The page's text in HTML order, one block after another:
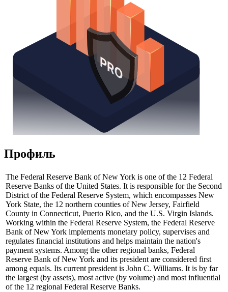
Профиль
The Federal Reserve Bank of New York is one of the 12 Federal
Reserve Banks of the United States. It is responsible for the Second
District of the Federal Reserve System, which encompasses New
York State, the 12 northern counties of New Jersey, Fairfield
County in Connecticut, Puerto Rico, and the U.S. Virgin Islands.
Working within the Federal Reserve System, the Federal Reserve
Bank of New York implements monetary policy, supervises and
regulates financial institutions and helps maintain the nation's
payment systems. Among the other regional banks, Federal
Reserve Bank of New York and its president are considered first
among equals. Its current president is John C. Williams. It is by far
the largest (by assets), most active (by volume) and most influential
of the 12 regional Federal Reserve Banks.